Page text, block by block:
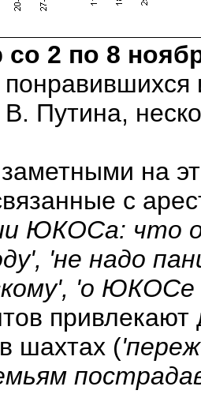
со 2 по 8
Путина,
на
с
ЮКОСа: что
'не надо
'о
шахтах (